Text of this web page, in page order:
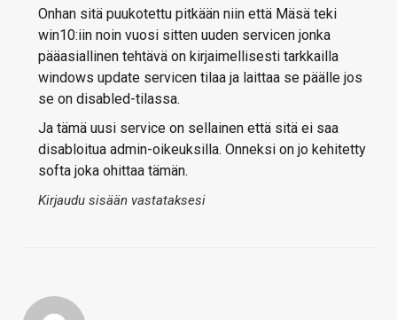
Onhan sitä puukotettu pitkään niin että Mäsä teki
win10:iin noin vuosi sitten uuden servicen jonka
pääasiallinen tehtävä on kirjaimellisesti tarkkailla
windows update servicen tilaa ja laittaa se päälle jos
se on disabled-tilassa.
Ja tämä uusi service on sellainen että sitä ei saa
disabloitua admin-oikeuksilla. Onneksi on jo kehitetty
softa joka ohittaa tämän.
Kirjaudu sisään vastataksesi